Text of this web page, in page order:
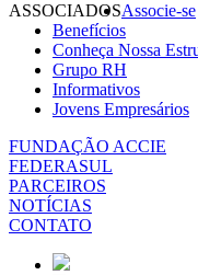
ASSOCIADOSAssocie-se
Benefícios
Conheça Nossa
Grupo RH
Informativos
Jovens Empresários
FUNDAÇÃO ACCIE
FEDERASUL
PARCEIROS
NOTÍCIAS
CONTATO